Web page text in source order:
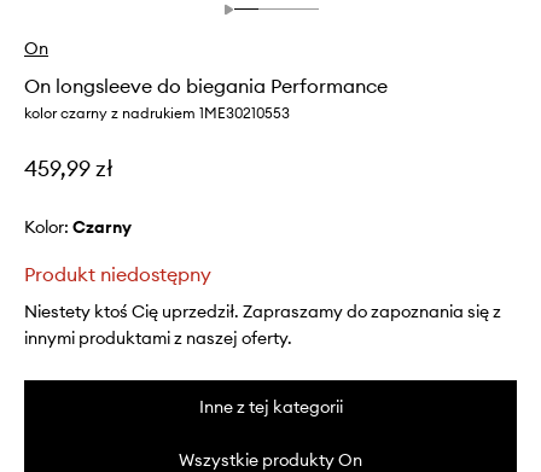
On
On longsleeve do biegania Performance
kolor czarny z nadrukiem 1ME30210553
459,99 zł
Kolor: czarny
Produkt niedostępny
Niestety ktoś Cię uprzedził. Zapraszamy do zapoznania się z
innymi produktami z naszej oferty.
Inne z tej kategorii
Wszystkie produkty On